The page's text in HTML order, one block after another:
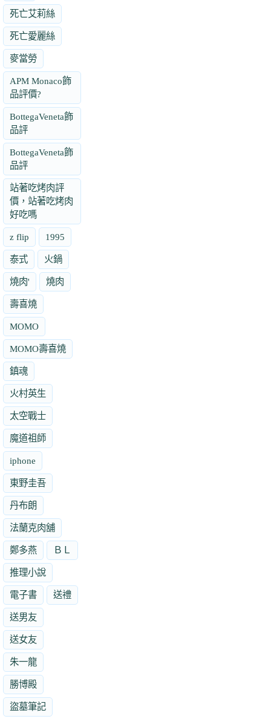
死亡艾莉絲
死亡愛麗絲
麥當勞
APM Monaco飾
品評價?
BottegaVeneta飾
品評
BottegaVeneta飾
品評
站著吃烤肉評
價，站著吃烤肉
好吃嗎
z flip 1995
泰式 火鍋
燒肉' 燒肉
壽喜燒
MOMO
MOMO壽喜燒
鎮魂
火村英生
太空戰士
魔道祖師
iphone
東野圭吾
丹布朗
法蘭克肉舖
鄭多燕 ＢＬ
推理小說
電子書 送禮
送男友
送女友
朱一龍
勝博殿
盜墓筆記